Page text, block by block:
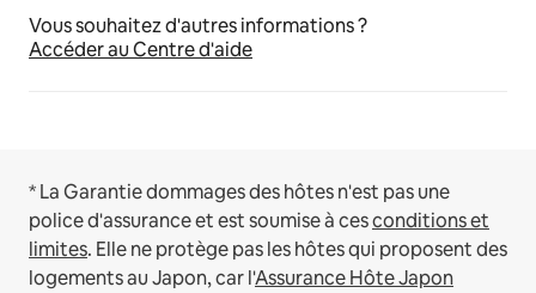
Vous souhaitez d'autres informations ?
Accéder au Centre d'aide
* La Garantie dommages des hôtes n'est pas une
police d'assurance et est soumise à cesconditions et
limites. Elle ne protège pas les hôtes qui proposent des
logements au Japon, car l'Assurance Hôte Japon